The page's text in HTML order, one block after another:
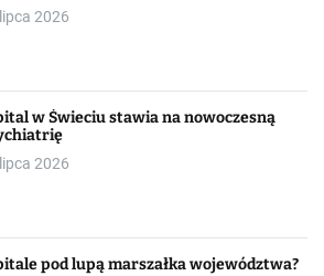
2026
w Świeciu stawia na nowoczesną
2026
pod lupą marszałka województwa?